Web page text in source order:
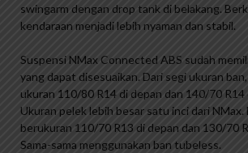
swingarm dengan drop tank di belakang.
kendaraan menjadi lebih nyaman dan stabil.
Suspensi NMax Connected ABS sudah
yang dapat disesuaikan. Dari segi ukuran
ukuran 110/80 R14 di depan dan 140/70 R14
Ukuran pelek lebih besar satu inci dari NMax.
berukuran 110/70 R13 di depan dan 130/70
Sama-sama menggunakan ban tubeless.